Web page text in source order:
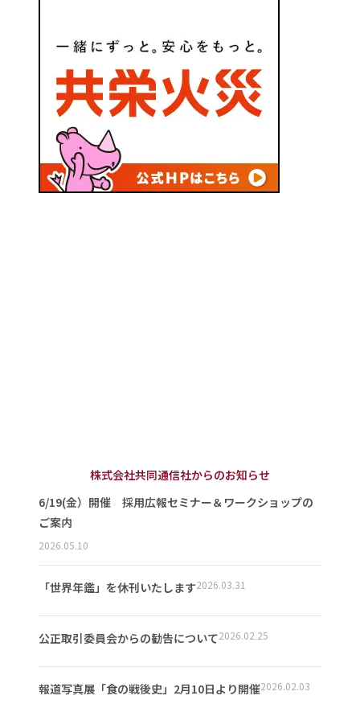
株式会社共同通信社からのお知らせ
6/19(金）開催 採用広報セミナー＆ワークショップの
ご案内
2026.05.10
「世界年鑑」を休刊いたします2026.03.31
公正取引委員会からの勧告について2026.02.25
報道写真展「食の戦後史」2月10日より開催2026.02.03